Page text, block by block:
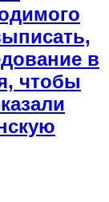
в
чтобы